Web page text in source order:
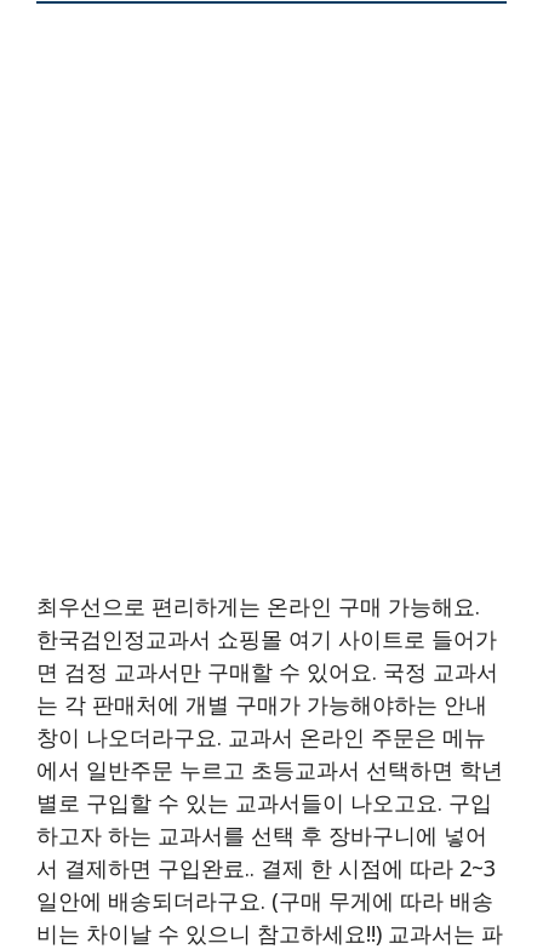
최우선으로 편리하게는 온라인 구매 가능해요.
한국검인정교과서 쇼핑몰 여기 사이트로 들어가
면 검정 교과서만 구매할 수 있어요. 국정 교과서
는 각 판매처에 개별 구매가 가능해야하는 안내
창이 나오더라구요. 교과서 온라인 주문은 메뉴
에서 일반주문 누르고 초등교과서 선택하면 학년
별로 구입할 수 있는 교과서들이 나오고요. 구입
하고자 하는 교과서를 선택 후 장바구니에 넣어
서 결제하면 구입완료.. 결제 한 시점에 따라 2~3
일안에 배송되더라구요. (구매 무게에 따라 배송
비는 차이날 수 있으니 참고하세요!!) 교과서는 파